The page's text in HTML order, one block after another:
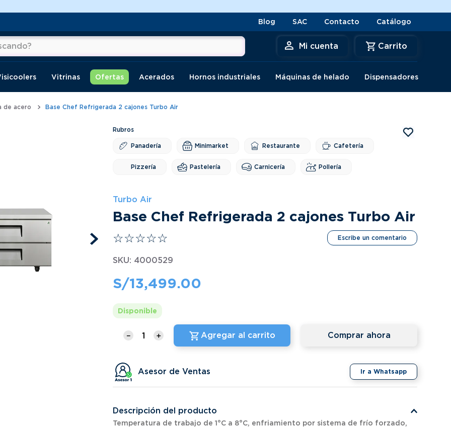
Blog SAC Contacto Catálogo
Mi cuenta
Vitrinas Ofertas Acerados Hornos industriales Máquinas de helado Dispensadores
de acero Base Chef Refrigerada 2 cajones Turbo Air
Panadería Minimarket Restaurante Cafetería
Pizzería Pastelería Carnicería Pollería
Turbo Air
Base Chef Refrigerada 2 cajones Turbo Air
☆☆☆☆☆ Escribe un comentario
SKU: 4000529
S/13,499.00
Disponible
＋
－ Agregar al carrito Comprar ahora
Asesor de Ventas Ir a Whatsapp
Descripción del producto
Temperatura de trabajo de 1°C a 8°C, enfriamiento por sistema de frío forzado,